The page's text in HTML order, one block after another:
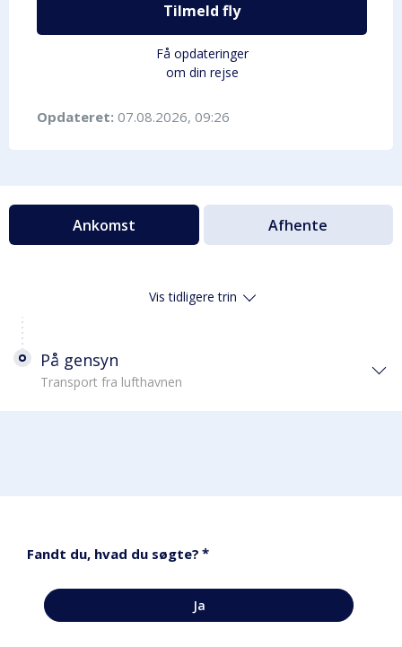
Tilmeld fly
Få opdateringer
om din rejse
Opdateret: 07.08.2026, 09:26
Ankomst Afhente
Vis tidligere trin
På gensyn
Transport fra lufthavnen
Fandt du, hvad du søgte? *
Ja